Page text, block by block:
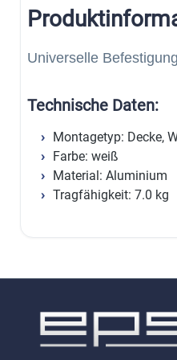
Universelle
Technische Daten:
Montagetyp: Decke,
Farbe: weiß
Material: Aluminium
Tragfähigkeit: 7.0 kg